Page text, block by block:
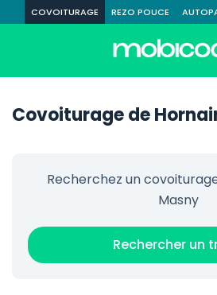
COVOITURAGE REZO POUCE
Covoiturage de
Recherchez un
Masny
Rechercher un